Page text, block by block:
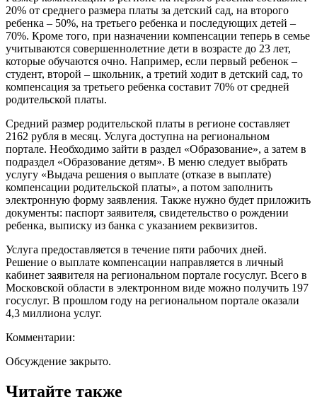
20% от среднего размера платы за детский сад, на второго
ребенка – 50%, на третьего ребенка и последующих детей –
70%. Кроме того, при назначении компенсации теперь в семье
учитываются совершеннолетние дети в возрасте до 23 лет,
которые обучаются очно. Например, если первый ребенок –
студент, второй – школьник, а третий ходит в детский сад, то
компенсация за третьего ребенка составит 70% от средней
родительской платы.
Средний размер родительской платы в регионе составляет
2162 рубля в месяц. Услуга доступна на региональном
портале. Необходимо зайти в раздел «Образование», а затем в
подраздел «Образование детям». В меню следует выбрать
услугу «Выдача решения о выплате (отказе в выплате)
компенсации родительской платы», а потом заполнить
электронную форму заявления. Также нужно будет приложить
документы: паспорт заявителя, свидетельство о рождении
ребенка, выписку из банка с указанием реквизитов.
Услуга предоставляется в течение пяти рабочих дней.
Решение о выплате компенсации направляется в личный
кабинет заявителя на региональном портале госуслуг. Всего в
Московской области в электронном виде можно получить 197
госуслуг. В прошлом году на региональном портале оказали
4,3 миллиона услуг.
Комментарии:
Обсуждение закрыто.
Читайте также